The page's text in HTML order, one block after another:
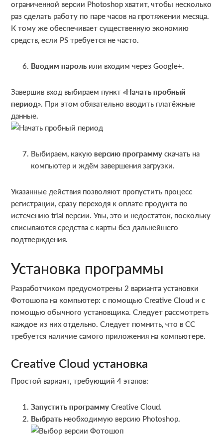
ограниченной версии Photoshop хватит, чтобы несколько
раз сделать работу по паре часов на протяжении месяца.
К тому же обеспечивает существенную экономию
средств, если PS требуется не часто.
Вводим пароль или входим через Google+.
Завершив вход выбираем пункт «Начать пробный
период». При этом обязательно вводить платёжные
данные.
Выбираем, какуюверсию программускачать на
компьютер и ждём завершения загрузки.
Указанные действия позволяют пропустить процесс
регистрации, сразу переходя к оплате продукта по
истечению trial версии. Увы, это и недостаток, поскольку
списываются средства с карты без дальнейшего
подтверждения.
Установка программы
Разработчиком предусмотрены 2 варианта установки
Фотошопа на компьютер: с помощью Creative Cloud и с
помощью обычного установщика. Следует рассмотреть
каждое из них отдельно. Следует помнить, что в СС
требуется наличие самого приложения на компьютере.
Creative Cloud установка
Простой вариант, требующий 4 этапов:
Запустить программуCreative Cloud.
Выбрать необходимую версию Photoshop.